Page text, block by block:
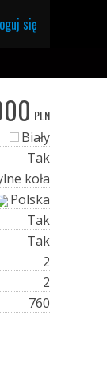
się
PLN
Biały
Tak
koła
Polska
Tak
Tak
2
2
760